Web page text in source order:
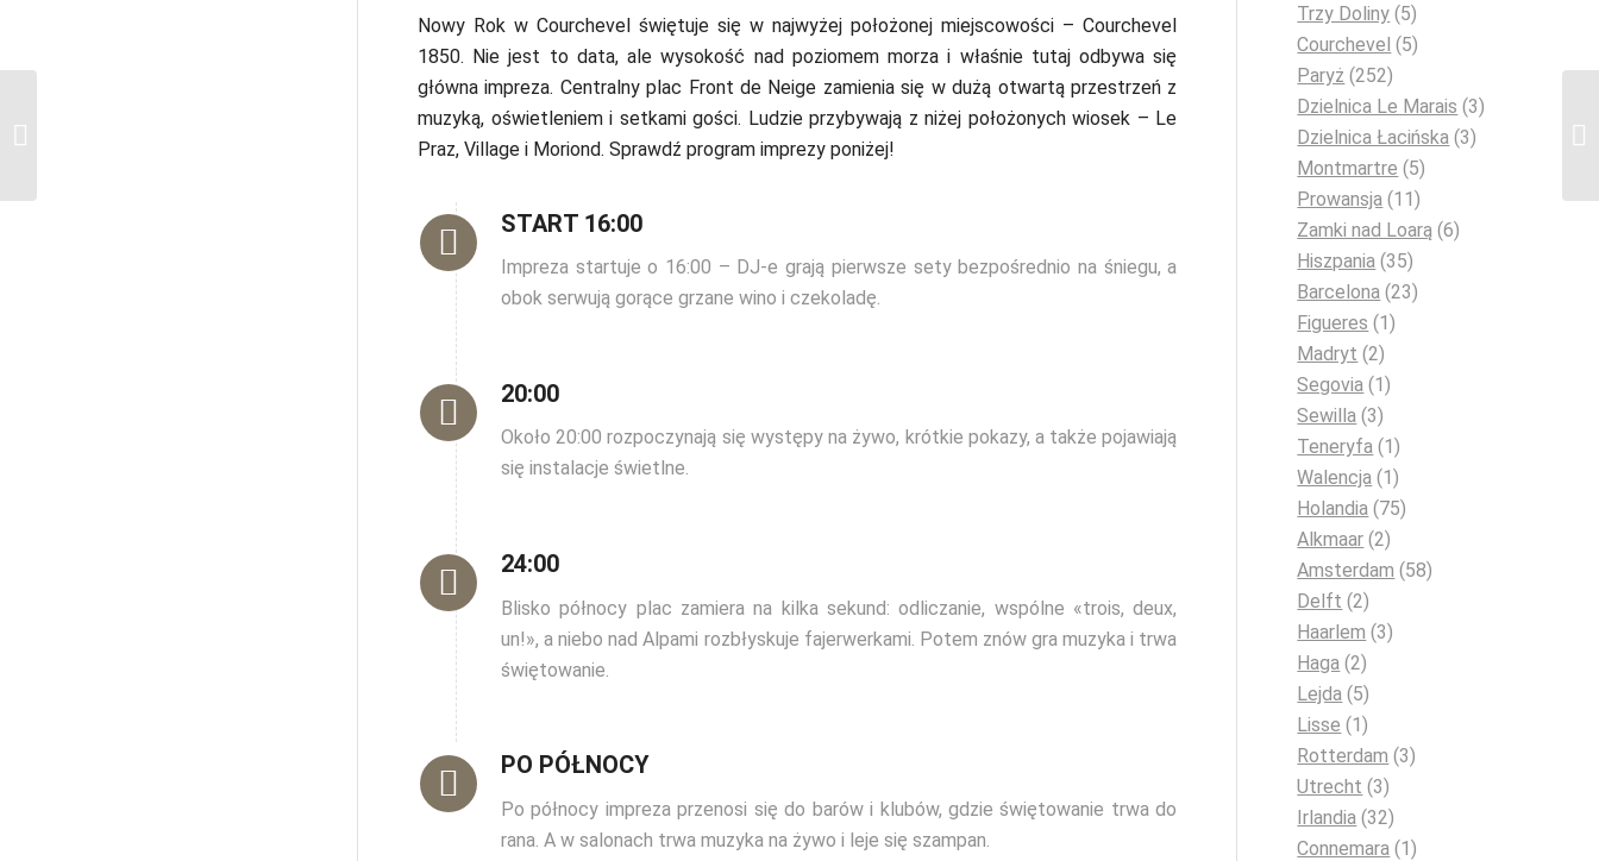
Nowy Rok w Courchevel świętuje się w najwyżej położonej miejscowości – Courchevel
1850. Nie jest to data, ale wysokość nad poziomem morza i właśnie tutaj odbywa się
główna impreza. Centralny plac Front de Neige zamienia się w dużą otwartą przestrzeń z
muzyką, oświetleniem i setkami gości. Ludzie przybywają z niżej położonych wiosek – Le
Praz, Village i Moriond. Sprawdź program imprezy poniżej!
START 16:00
Impreza startuje o 16:00 – DJ-e grają pierwsze sety bezpośrednio na śniegu, a
obok serwują gorące grzane wino i czekoladę.
20:00
Około 20:00 rozpoczynają się występy na żywo, krótkie pokazy, a także pojawiają
się instalacje świetlne.
24:00
Blisko północy plac zamiera na kilka sekund: odliczanie, wspólne «trois, deux,
un!»‎, a niebo nad Alpami rozbłyskuje fajerwerkami. Potem znów gra muzyka i trwa
świętowanie.
PO PÓŁNOCY
Po północy impreza przenosi się do barów i klubów, gdzie świętowanie trwa do
rana. A w salonach trwa muzyka na żywo i leje się szampan.
Trzy Doliny (5)
Courchevel (5)
Paryż (252)
Dzielnica Le Marais (3)
Dzielnica Łacińska (3)
Montmartre (5)
Prowansja (11)
Zamki nad Loarą (6)
Hiszpania (35)
Barcelona (23)
Figueres (1)
Madryt (2)
Segovia (1)
Sewilla (3)
Teneryfa (1)
Walencja (1)
Holandia (75)
Alkmaar (2)
Amsterdam (58)
Delft (2)
Haarlem (3)
Haga (2)
Lejda (5)
Lisse (1)
Rotterdam (3)
Utrecht (3)
Irlandia (32)
Connemara (1)